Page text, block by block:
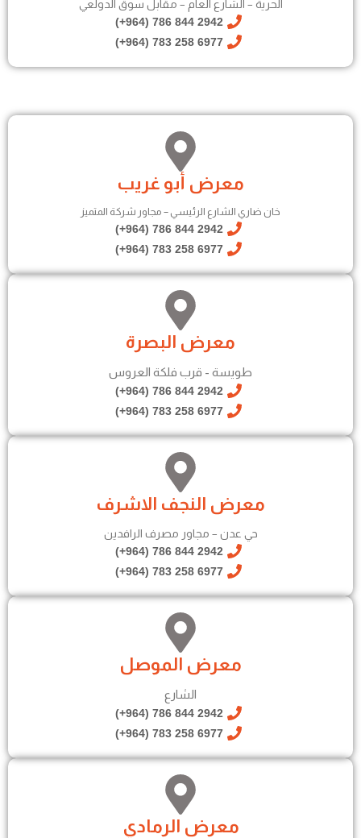
الحرية – الشارع العام – مقابل سوق الدولعي
2942 844 786 (964+)
6977 258 783 (964+)
معرض أبو غريب
خان ضاري الشارع الرئيسي – مجاور شركة المتميز
2942 844 786 (964+)
6977 258 783 (964+)
معرض البصرة
طويسة - قرب فلكة العروس
2942 844 786 (964+)
6977 258 783 (964+)
معرض النجف الاشرف
حي عدن – مجاور مصرف الرافدين
2942 844 786 (964+)
6977 258 783 (964+)
معرض الموصل
الشارع
2942 844 786 (964+)
6977 258 783 (964+)
معرض الرمادي